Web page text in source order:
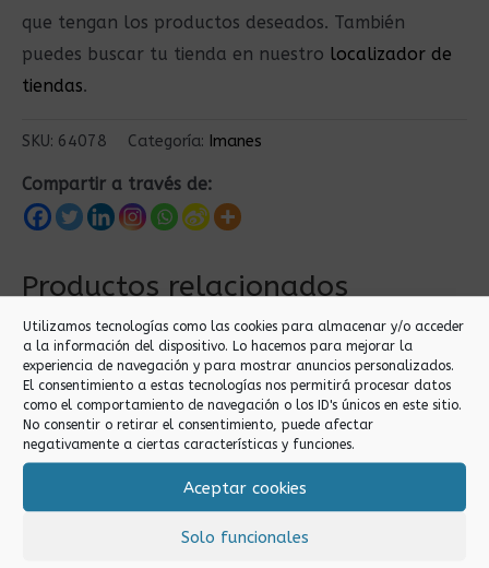
Utilizamos tecnologías como las cookies para almacenar y/o acceder
a la información del dispositivo. Lo hacemos para mejorar la
experiencia de navegación y para mostrar anuncios personalizados.
El consentimiento a estas tecnologías nos permitirá procesar datos
como el comportamiento de navegación o los ID's únicos en este sitio.
No consentir o retirar el consentimiento, puede afectar
negativamente a ciertas características y funciones.
Aceptar cookies
Solo funcionales
que tengan los productos deseados. También
puedes buscar tu tienda en nuestro localizador de
tiendas.
SKU: 64078 Categoría: Imanes
Compartir a través de:
Productos relacionados
Imanes Imanes
IMAN ASTURIAS –